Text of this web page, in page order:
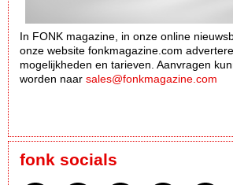
In FONK magazine, in onze online
onze website fonkmagazine.com
mogelijkheden en tarieven. Aanvragen
worden naar sales@fonkmagazine.com
fonk socials